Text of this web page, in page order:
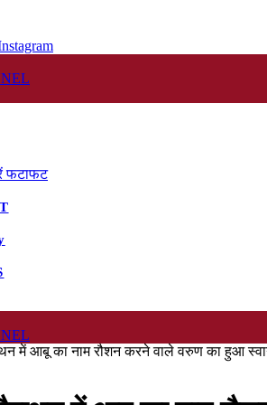
फटाफट
में आबू का नाम रौशन करने वाले वरुण का हुआ